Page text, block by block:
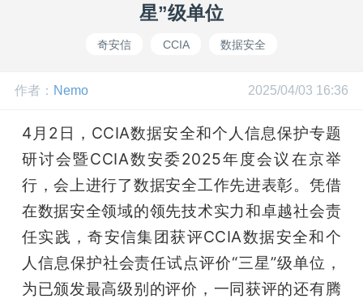
网
开
课
星”级单位
奇安信 CCIA 数据安全
作者： Nemo 2025/04/03 16:36
4月2日，CCIA数据安全和个人信息保护专题
研讨会暨CCIA数安委2025年度会议在京举
行，会上进行了数据安全工作先进表彰。凭借
在数据安全领域的领先技术实力和卓越社会责
任实践，奇安信集团获评CCIA数据安全和个
人信息保护社会责任试点评价“三星”级单位，
为已颁发最高级别的评价，一同获评的还有腾